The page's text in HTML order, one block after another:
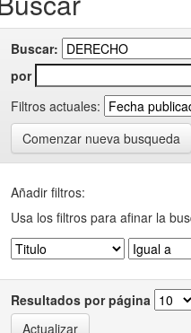
Buscar:
por
Filtros actuales:
Comenzar nueva busqueda
Añadir filtros:
Usa los filtros para afinar la
Resultados por página